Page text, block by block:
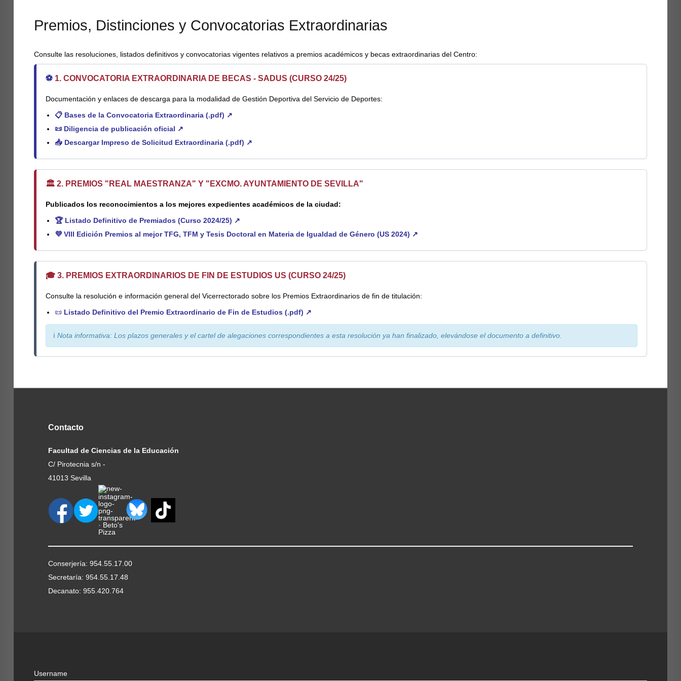
Premios, Distinciones y Convocatorias Extraordinarias
Consulte las resoluciones, listados definitivos y convocatorias vigentes relativos a premios académicos y becas extraordinarias del Centro:
⚽ 1. CONVOCATORIA EXTRAORDINARIA DE BECAS - SADUS (CURSO 24/25)
Documentación y enlaces de descarga para la modalidad de Gestión Deportiva del Servicio de Deportes:
📋 Bases de la Convocatoria Extraordinaria (.pdf) ↗
📜 Diligencia de publicación oficial ↗
📥 Descargar Impreso de Solicitud Extraordinaria (.pdf) ↗
🏛️ 2. PREMIOS "REAL MAESTRANZA" Y "EXCMO. AYUNTAMIENTO DE SEVILLA"
Publicados los reconocimientos a los mejores expedientes académicos de la ciudad:
🏆 Listado Definitivo de Premiados (Curso 2024/25) ↗
💜 VIII Edición Premios al mejor TFG, TFM y Tesis Doctoral en Materia de Igualdad de Género (US 2024) ↗
🎓 3. PREMIOS EXTRAORDINARIOS DE FIN DE ESTUDIOS US (CURSO 24/25)
Consulte la resolución e información general del Vicerrectorado sobre los Premios Extraordinarios de fin de titulación:
📜 Listado Definitivo del Premio Extraordinario de Fin de Estudios (.pdf) ↗
ℹ️ Nota informativa: Los plazos generales y el cartel de alegaciones correspondientes a esta resolución ya han finalizado, elevándose el documento a definitivo.
Contacto
Facultad de Ciencias de la Educación
C/ Pirotecnia s/n -
41013 Sevilla
Conserjería: 954.55.17.00
Secretaría: 954.55.17.48
Decanato: 955.420.764
Username